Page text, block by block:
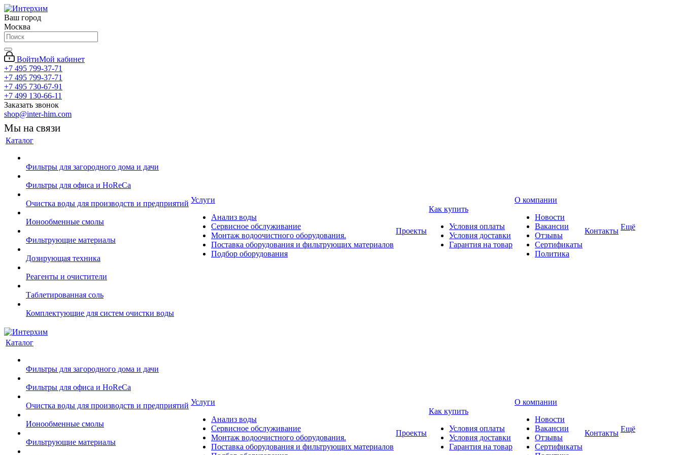
Ваш город
Москва
ВойтиМой кабинет
+7 495 799-37-71
+7 495 799-37-71
+7 495 730-67-91
+7 499 130-66-11
Заказать звонок
shop@inter-him.com
Мы на связи
Каталог
Фильтры для загородного дома и дачи
Фильтры для офиса и HoReCa
Очистка воды для производств и предприятий
Ионообменные смолы
Фильтрующие материалы
Дозирующая техника
Реагенты и очистители
Таблетированная соль
Комплектующие для систем очистки воды
Услуги
Анализ воды
Сервисное обслуживание
Монтаж водоочистного оборудования.
Поставка оборудования и фильтрующих материалов
Подбор оборудования
Проекты
Как купить
Условия оплаты
Условия доставки
Гарантия на товар
О компании
Новости
Вакансии
Отзывы
Сертификаты
Политика
Контакты Ещё
Каталог
Фильтры для загородного дома и дачи
Фильтры для офиса и HoReCa
Очистка воды для производств и предприятий
Ионообменные смолы
Фильтрующие материалы
Услуги
Анализ воды
Сервисное обслуживание
Монтаж водоочистного оборудования.
Поставка оборудования и фильтрующих материалов
Проекты
Как купить
Условия оплаты
Условия доставки
Гарантия на товар
О компании
Новости
Вакансии
Отзывы
Сертификаты
Контакты Ещё